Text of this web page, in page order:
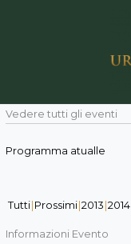
Vedere tutti gli eventi
Programma atualle
Tutti Prossimi 2013 2014
Informazioni Evento